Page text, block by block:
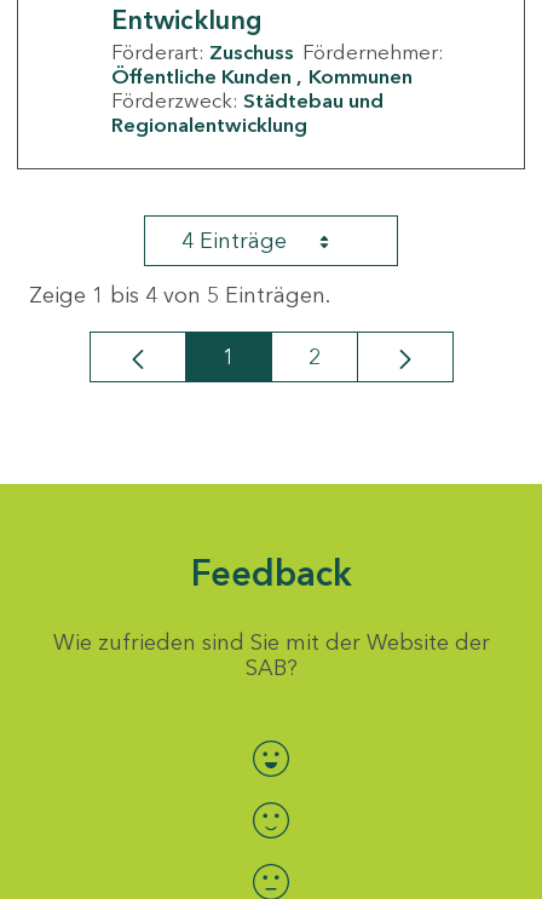
Entwicklung
Förderart: Zuschuss Fördernehmer:
Öffentliche Kunden
Kommunen
Förderzweck: Städtebau und
Regionalentwicklung
4 Einträge
Zeige 1 bis 4 von 5 Einträgen.
Seite
1 Seite
2
Feedback
Wie zufrieden sind Sie mit der Website der
SAB?
Bewertung auswählen